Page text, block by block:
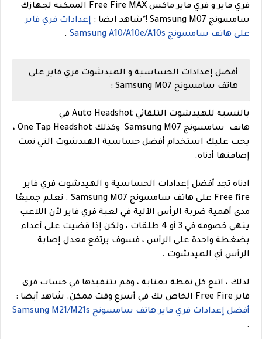
فري فاير و فري فاير ماكس Free Fire MAX الممكنة لجهازك
سامسونج Samsung M07 !
*شاهد ايضا : إعدادات فري فاير
على هاتف سامسونج Samsung A10/A10e/A10s
.
أفضل إعدادات الحساسية و الهيدشوت فري فاير على
هاتف سامسونج Samsung M07 :
بالنسبة للهيدشوت التلقائي Auto Headshot في
هاتف سامسونج Samsung M07 وكذلك One Tap Headshot ،
يجب عليك استخدام أفضل حساسية الهيدشوت التي تمت
إضافتها أدناه.
ادناه تجد أفضل إعدادات الحساسية و الهيدشوت فري فاير
Free fire على هاتف سامسونج Samsung M07 . نعلم جميعًا
مدى أهمية ضربة الرأس الآلية في لعبة فري فاير لأن اللاعب
ينهي خصومه في 3 أو 4 طلقات ، ولكن إذا قضيت على أعداء
بضغطة واحدة على الرأس ، فسوف يرتفع معدل إصابة
الرأس أي الهيدشوت .
لذلك ، اتبع كل نقطة بعناية ، وقم بتنفيذها في حساب فري
فاير Free Fire الخاص بك في أسرع وقت ممكن.
شاهد أيضا :
أفضل إعدادات فري فاير هاتف سامسونج Samsung M21/M21s
.